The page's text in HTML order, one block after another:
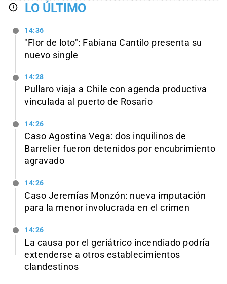
LO ÚLTIMO
14:36
"Flor de loto": Fabiana Cantilo presenta su
nuevo single
14:28
Pullaro viaja a Chile con agenda productiva
vinculada al puerto de Rosario
14:26
Caso Agostina Vega: dos inquilinos de
Barrelier fueron detenidos por encubrimiento
agravado
14:26
Caso Jeremías Monzón: nueva imputación
para la menor involucrada en el crimen
14:26
La causa por el geriátrico incendiado podría
extenderse a otros establecimientos
clandestinos